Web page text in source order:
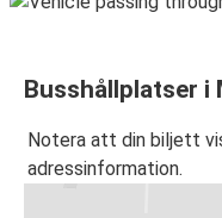
Busshållplatser i
Notera att din biljett
adressinformation.